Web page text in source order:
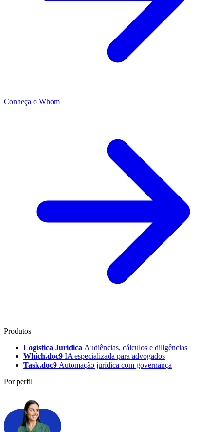
Conheça o Whom
Produtos
Logística Jurídica Audiências, cálculos e diligências
Which.doc9 IA especializada para advogados
Task.doc9 Automação jurídica com governança
Por perfil